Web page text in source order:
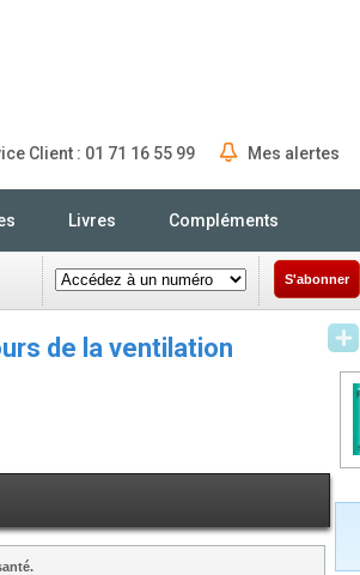
Client : 01 71 16 55 99 Mes alertes
Livres Compléments
S'abonner
de la ventilation